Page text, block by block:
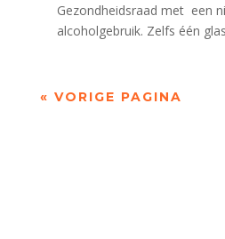
Gezondheidsraad met een
alcoholgebruik. Zelfs één
« VORIGE PAGINA